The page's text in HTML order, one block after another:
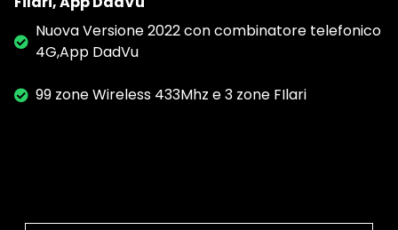
Nuova Versione 2022 con combinatore telefonico
4G,App DadVu
99 zone Wireless 433Mhz e 3 zone FIlari